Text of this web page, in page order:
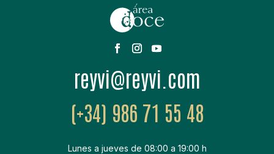
moc.ivyer@ivyer
(+34) 986 71 55 48
Lunes a jueves de 08:00 a 19:00 h